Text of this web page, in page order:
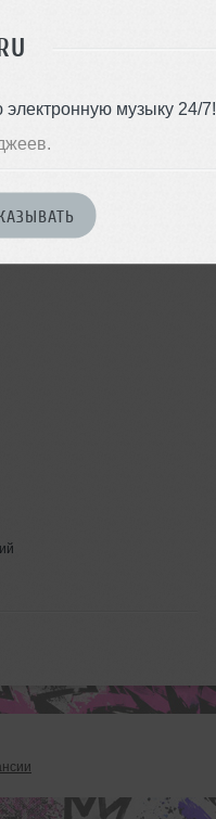
музыку 24/7!